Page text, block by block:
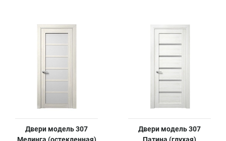
Двери модель 307
Двери модель 307